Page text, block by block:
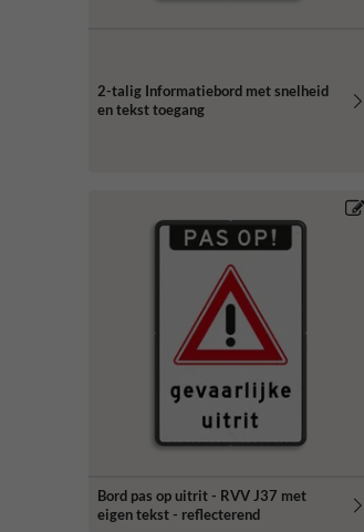
2-talig Informatiebord met snelheid
en tekst toegang
Bord pas op uitrit - RVV J37 met
eigen tekst - reflecterend